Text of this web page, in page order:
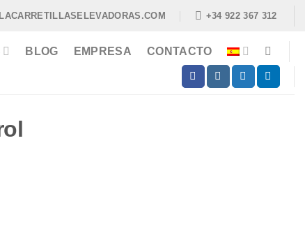
+34 922 367 312
BLOG EMPRESA CONTACTO